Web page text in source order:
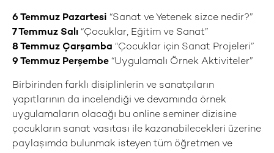
6 Temmuz Pazartesi “Sanat ve Yetenek sizce nedir?”
7 Temmuz Salı “Çocuklar, Eğitim ve Sanat”
8 Temmuz Çarşamba “Çocuklar için Sanat Projeleri”
9 Temmuz Perşembe “Uygulamalı Örnek Aktiviteler”
Birbirinden farklı disiplinlerin ve sanatçıların
yapıtlarının da incelendiği ve devamında örnek
uygulamaların olacağı bu online seminer dizisine
çocukların sanat vasıtası ile kazanabilecekleri üzerine
paylaşımda bulunmak isteyen tüm öğretmen ve